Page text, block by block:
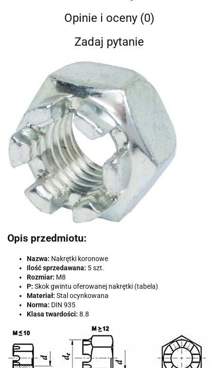
Opinie i oceny (0)
Zadaj pytanie
Opis przedmiotu:
Nazwa: Nakrętki koronowe
Ilość sprzedawana: 5 szt.
Rozmiar: M8
P: Skok gwintu oferowanej nakrętki (tabela)
Materiał: Stal ocynkowana
Norma: DIN 935
Klasa twardości: 8.8